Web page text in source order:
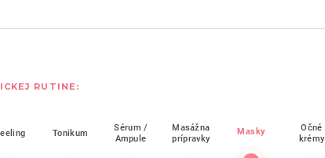
RUTINE:
Tonikum
Sérum /
Ampule
Masážna
prípravky
Masky
Očné
krémy